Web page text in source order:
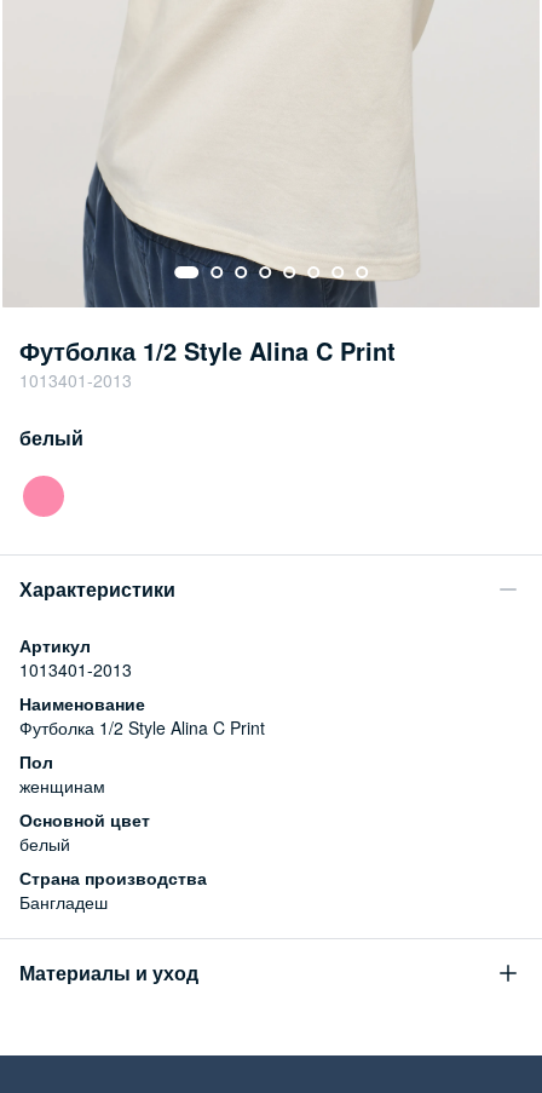
Футболка 1/2 Style Alina C Print
1013401-2013
белый
Характеристики
Артикул
1013401-2013
Наименование
Футболка 1/2 Style Alina C Print
Пол
женщинам
Основной цвет
белый
Страна производства
Бангладеш
Материалы и уход
100% хлопок